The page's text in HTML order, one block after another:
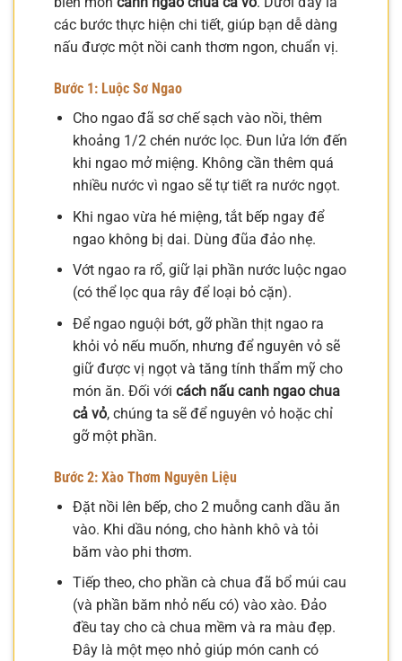
các bước thực hiện chi tiết, giúp bạn dễ dàng
nấu được một nồi canh thơm ngon, chuẩn vị.
Bước 1: Luộc Sơ Ngao
Cho ngao đã sơ chế sạch vào nồi, thêm
khoảng 1/2 chén nước lọc. Đun lửa lớn đến
khi ngao mở miệng. Không cần thêm quá
nhiều nước vì ngao sẽ tự tiết ra nước ngọt.
Khi ngao vừa hé miệng, tắt bếp ngay để
ngao không bị dai. Dùng đũa đảo nhẹ.
Vớt ngao ra rổ, giữ lại phần nước luộc ngao
(có thể lọc qua rây để loại bỏ cặn).
Để ngao nguội bớt, gỡ phần thịt ngao ra
khỏi vỏ nếu muốn, nhưng để nguyên vỏ sẽ
giữ được vị ngọt và tăng tính thẩm mỹ cho
món ăn. Đối với cách nấu canh ngao chua
cả vỏ, chúng ta sẽ để nguyên vỏ hoặc chỉ
gỡ một phần.
Bước 2: Xào Thơm Nguyên Liệu
Đặt nồi lên bếp, cho 2 muỗng canh dầu ăn
vào. Khi dầu nóng, cho hành khô và tỏi
băm vào phi thơm.
Tiếp theo, cho phần cà chua đã bổ múi cau
(và phần băm nhỏ nếu có) vào xào. Đảo
đều tay cho cà chua mềm và ra màu đẹp.
Đây là một mẹo nhỏ giúp món canh có